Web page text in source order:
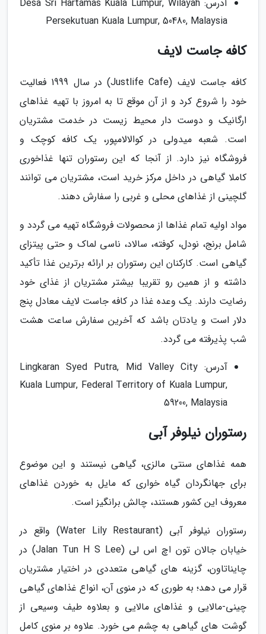
آدرس: Desa Sri Hartamas Kuala Lumpur, Wilayah
Persekutuan Kuala Lumpur, 50480, Malaysia
کافه جاست لایف
کافه جاست لایف (Justlife Cafe) در سال 1999 فعالیت
خود را شروع کرد و از آن موقع تا به امروز با تهیه غذاهای
ارگانیک و دوست دار محیط زیست در خدمت مشتریان
است. شعبه میدولی در کوالالامپور، یک کافه کوچک و
فروشگاه نیز دارد. از آنجا که این رستوران تنها غذاخوری
کاملا گیاهی در داخل مرکز خرید است، مشتریان می توانند
گلچینی از غذاهای محلی و غربی را سفارش دهند.
مواد اولیه تمام غذاها از محصولات فروشگاه تهیه می گردد و
شامل برنج، نودل، کوفته، سالاد، ناسی لماک و حتی پیتزای
گیاهی است. کارکنان این رستوران بر ارائه برترین غذا تأکید
داشته و از همین رو تقریبا بیشتر مشتریان از غذای خود
رضایت دارند. یک وعده غذا در کافه جاست لایف معادل پنج
دلار است و یادتان باشد که آخرین سفارش ساعت هشت
شب پذیرفته می گردد.
آدرس: Lingkaran Syed Putra, Mid Valley City
Kuala Lumpur, Federal Territory of Kuala Lumpur,
59200, Malaysia
رستوران نیلوفر آبی
همه غذاهای سنتی مالزی، گیاهی نیستند و این موضوع
برای جهانگردان گیاه خواری که مایل به خوردن غذاهای
معروف این کشور هستند، چالش برانگیز است.
رستوران نیلوفر آبی (Water Lily Restaurant) واقع در
خیابان جالان تون اچ اس لی (Jalan Tun H S Lee) در
چایناتاون، گزینه های گیاهی متعددی در اختیار مشتریان
قرار می دهد؛ به طوری که در منوی آن، انواع غذاهای گیاهی
چینی-مالایی و غذاهای مالایی و بعلاوه طیف وسیعی از
گوشت های گیاهی به چشم می خورد. علاوه بر منوی کامل